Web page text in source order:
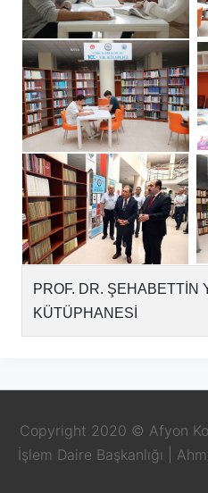
PROF. DR. ŞEHABETTİN
KÜTÜPHANESİ
Copyright 2020 © Afyon
İşlem Daire Başkanlığı |